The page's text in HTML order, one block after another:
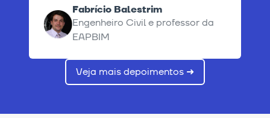
Fabrício Balestrim
Engenheiro Civil e professor da
EAPBIM
Veja mais depoimentos ➜